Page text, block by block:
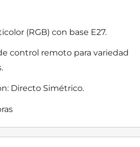
(RGB) con base E27.
control remoto para variedad
Directo Simétrico.